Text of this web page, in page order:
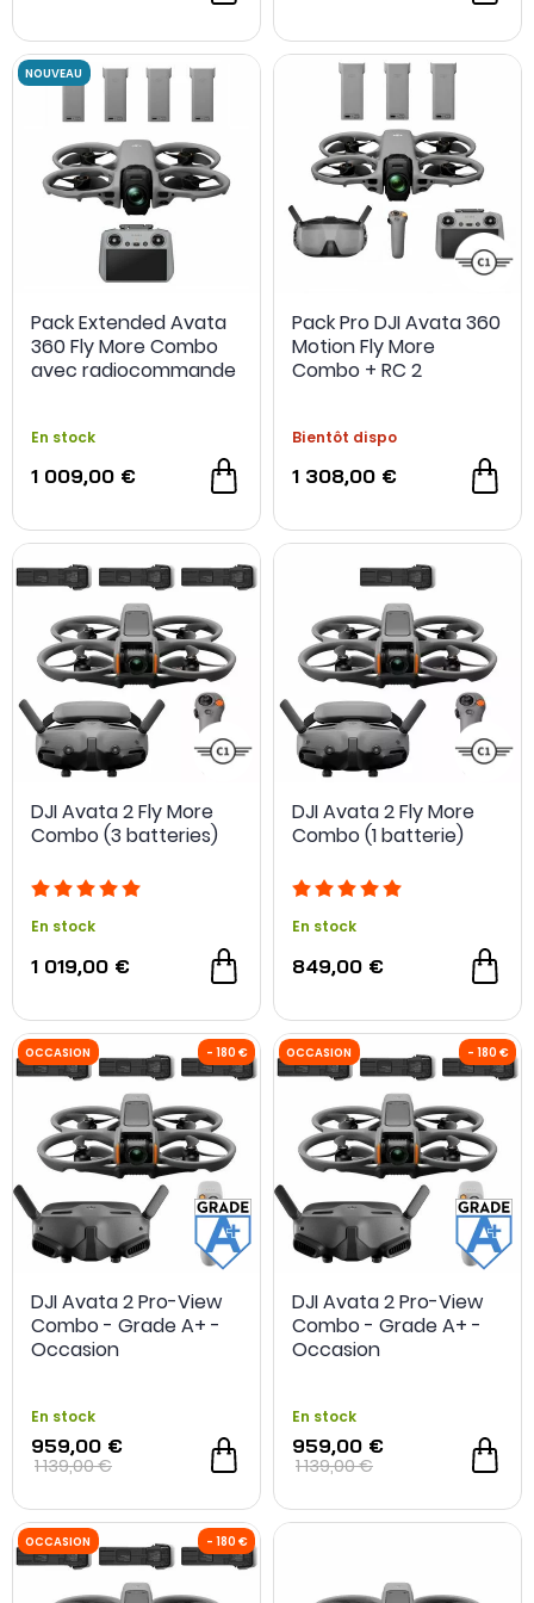
NOUVEAU
Pack Extended Avata
360 Fly More Combo
avec radiocommande
En stock
1 009,00 €
Pack Pro DJI Avata 360
Motion Fly More
Combo + RC 2
Bientôt dispo
1 308,00 €
DJI Avata 2 Fly More
Combo (3 batteries)
En stock
1 019,00 €
DJI Avata 2 Fly More
Combo (1 batterie)
En stock
849,00 €
DJI Avata 2 Pro-View
Combo - Grade A+ -
Occasion
En stock
959,00 €
1 139,00 €
OCCASION
DJI Avata 2 Pro-View
Combo - Grade A+ -
Occasion
En stock
959,00 €
1 139,00 €